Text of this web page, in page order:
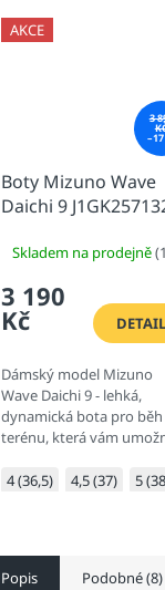
AKCE
3
Boty Mizuno Wave
Daichi 9
Skladem na prodejně
3 190
Kč DETAIL
Dámský model Mizuno
Wave Daichi 9 - lehká,
dynamická bota pro
terénu, která vám
dokonalou rovnováhou
4 (36,5) 4,5 (37) 5
Popis Podobné (8)